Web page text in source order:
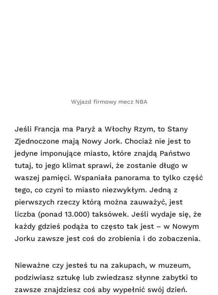
Wyjazd firmowy mecz NBA
Jeśli Francja ma Paryż a Włochy Rzym, to Stany
Zjednoczone mają Nowy Jork. Chociaż nie jest to
jedyne imponujące miasto, które znajdą Państwo
tutaj, to jego klimat sprawi, że zostanie długo w
waszej pamięci. Wspaniała panorama to tylko część
tego, co czyni to miasto niezwykłym. Jedną z
pierwszych rzeczy którą można zauważyć, jest
liczba (ponad 13.000) taksówek. Jeśli wydaje się, że
każdy gdzieś podąża to często tak jest – w Nowym
Jorku zawsze jest coś do zrobienia i do zobaczenia.
Nieważne czy jesteś tu na zakupach, w muzeum,
podziwiasz sztukę lub zwiedzasz słynne zabytki to
zawsze znajdziesz coś aby wypełnić swój dzień.